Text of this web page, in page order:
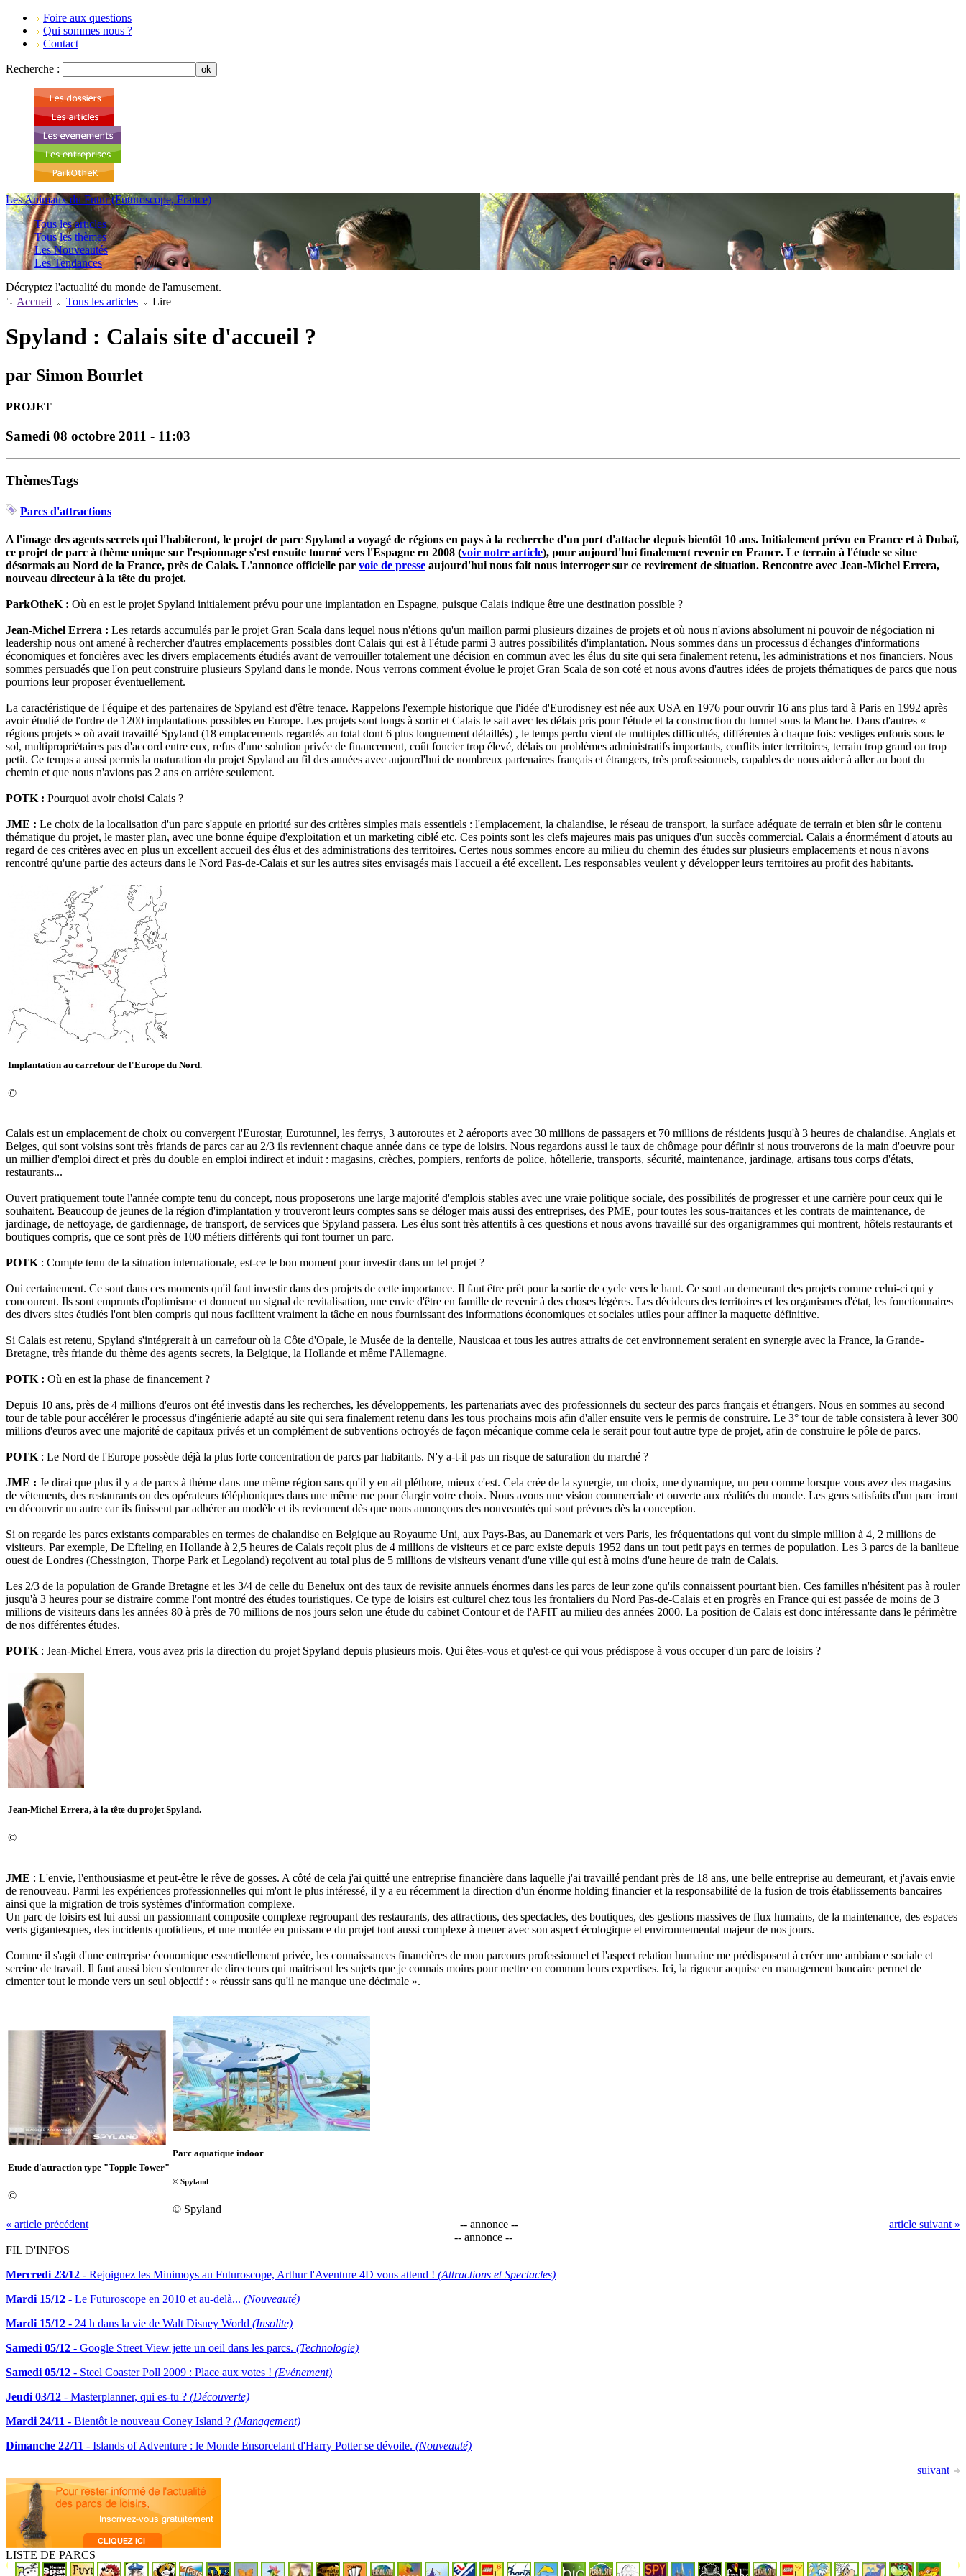
Foire aux questions
Qui sommes nous ?
Contact
Recherche :
Les Animaux du Futur (Futuroscope, France)
Tous les articles
Tous les thèmes
Les Nouveautés
Les Tendances
Décryptez l'actualité du monde de l'amusement.
Accueil
Tous les articles Lire
Spyland : Calais site d'accueil ?
par Simon Bourlet
PROJET
Samedi 08 octobre 2011 - 11:03
ThèmesTags
Parcs d'attractions
A l'image des agents secrets qui l'habiteront, le projet de parc Spyland a voyagé de régions en pays à la recherche d'un port d'attache depuis bientôt 10 ans. Initialement prévu en France et à Dubaï,
ce projet de parc à thème unique sur l'espionnage s'est ensuite tourné vers l'Espagne en 2008 (voir notre article), pour aujourd'hui finalement revenir en France. Le terrain à l'étude se situe
désormais au Nord de la France, près de Calais. L'annonce officielle par voie de presse aujourd'hui nous fait nous interroger sur ce revirement de situation. Rencontre avec Jean-Michel Errera,
nouveau directeur à la tête du projet.
ParkOtheK : Où en est le projet Spyland initialement prévu pour une implantation en Espagne, puisque Calais indique être une destination possible ?
Jean-Michel Errera : Les retards accumulés par le projet Gran Scala dans lequel nous n'étions qu'un maillon parmi plusieurs dizaines de projets et où nous n'avions absolument ni pouvoir de négociation ni
leadership nous ont amené à rechercher d'autres emplacements possibles dont Calais qui est à l'étude parmi 3 autres possibilités d'implantation. Nous sommes dans un processus d'échanges d'informations
économiques et foncières avec les divers emplacements étudiés avant de verrouiller totalement une décision en commun avec les élus du site qui sera finalement retenu, les administrations et nos financiers. Nous
sommes persuadés que l'on peut construire plusieurs Spyland dans le monde. Nous verrons comment évolue le projet Gran Scala de son coté et nous avons d'autres idées de projets thématiques de parcs que nous
pourrions leur proposer éventuellement.
La caractéristique de l'équipe et des partenaires de Spyland est d'être tenace. Rappelons l'exemple historique que l'idée d'Eurodisney est née aux USA en 1976 pour ouvrir 16 ans plus tard à Paris en 1992 après
avoir étudié de l'ordre de 1200 implantations possibles en Europe. Les projets sont longs à sortir et Calais le sait avec les délais pris pour l'étude et la construction du tunnel sous la Manche. Dans d'autres «
régions projets » où avait travaillé Spyland (18 emplacements regardés au total dont 6 plus longuement détaillés) , le temps perdu vient de multiples difficultés, différentes à chaque fois: vestiges enfouis sous le
sol, multipropriétaires pas d'accord entre eux, refus d'une solution privée de financement, coût foncier trop élevé, délais ou problèmes administratifs importants, conflits inter territoires, terrain trop grand ou trop
petit. Ce temps a aussi permis la maturation du projet Spyland au fil des années avec aujourd'hui de nombreux partenaires français et étrangers, très professionnels, capables de nous aider à aller au bout du
chemin et que nous n'avions pas 2 ans en arrière seulement.
POTK : Pourquoi avoir choisi Calais ?
JME : Le choix de la localisation d'un parc s'appuie en priorité sur des critères simples mais essentiels : l'emplacement, la chalandise, le réseau de transport, la surface adéquate de terrain et bien sûr le contenu
thématique du projet, le master plan, avec une bonne équipe d'exploitation et un marketing ciblé etc. Ces points sont les clefs majeures mais pas uniques d'un succès commercial. Calais a énormément d'atouts au
regard de ces critères avec en plus un excellent accueil des élus et des administrations des territoires. Certes nous sommes encore au milieu du chemin des études sur plusieurs emplacements et nous n'avons
rencontré qu'une partie des acteurs dans le Nord Pas-de-Calais et sur les autres sites envisagés mais l'accueil a été excellent. Les responsables veulent y développer leurs territoires au profit des habitants.
Implantation au carrefour de l'Europe du Nord.
©
Calais est un emplacement de choix ou convergent l'Eurostar, Eurotunnel, les ferrys, 3 autoroutes et 2 aéroports avec 30 millions de passagers et 70 millions de résidents jusqu'à 3 heures de chalandise. Anglais et
Belges, qui sont voisins sont très friands de parcs car au 2/3 ils reviennent chaque année dans ce type de loisirs. Nous regardons aussi le taux de chômage pour définir si nous trouverons de la main d'oeuvre pour
un millier d'emploi direct et près du double en emploi indirect et induit : magasins, crèches, pompiers, renforts de police, hôtellerie, transports, sécurité, maintenance, jardinage, artisans tous corps d'états,
restaurants...
Ouvert pratiquement toute l'année compte tenu du concept, nous proposerons une large majorité d'emplois stables avec une vraie politique sociale, des possibilités de progresser et une carrière pour ceux qui le
souhaitent. Beaucoup de jeunes de la région d'implantation y trouveront leurs comptes sans se déloger mais aussi des entreprises, des PME, pour toutes les sous-traitances et les contrats de maintenance, de
jardinage, de nettoyage, de gardiennage, de transport, de services que Spyland passera. Les élus sont très attentifs à ces questions et nous avons travaillé sur des organigrammes qui montrent, hôtels restaurants et
boutiques compris, que ce sont près de 100 métiers différents qui font tourner un parc.
POTK : Compte tenu de la situation internationale, est-ce le bon moment pour investir dans un tel projet ?
Oui certainement. Ce sont dans ces moments qu'il faut investir dans des projets de cette importance. Il faut être prêt pour la sortie de cycle vers le haut. Ce sont au demeurant des projets comme celui-ci qui y
concourent. Ils sont emprunts d'optimisme et donnent un signal de revitalisation, une envie d'être en famille de revenir à des choses légères. Les décideurs des territoires et les organismes d'état, les fonctionnaires
des divers sites étudiés l'ont bien compris qui nous facilitent vraiment la tâche en nous fournissant des informations économiques et sociales utiles pour affiner la maquette définitive.
Si Calais est retenu, Spyland s'intégrerait à un carrefour où la Côte d'Opale, le Musée de la dentelle, Nausicaa et tous les autres attraits de cet environnement seraient en synergie avec la France, la Grande-
Bretagne, très friande du thème des agents secrets, la Belgique, la Hollande et même l'Allemagne.
POTK : Où en est la phase de financement ?
Depuis 10 ans, près de 4 millions d'euros ont été investis dans les recherches, les développements, les partenariats avec des professionnels du secteur des parcs français et étrangers. Nous en sommes au second
tour de table pour accélérer le processus d'ingénierie adapté au site qui sera finalement retenu dans les tous prochains mois afin d'aller ensuite vers le permis de construire. Le 3° tour de table consistera à lever 300
millions d'euros avec une majorité de capitaux privés et un complément de subventions octroyés de façon mécanique comme cela le serait pour tout autre type de projet, afin de construire le pôle de parcs.
POTK : Le Nord de l'Europe possède déjà la plus forte concentration de parcs par habitants. N'y a-t-il pas un risque de saturation du marché ?
JME : Je dirai que plus il y a de parcs à thème dans une même région sans qu'il y en ait pléthore, mieux c'est. Cela crée de la synergie, un choix, une dynamique, un peu comme lorsque vous avez des magasins
de vêtements, des restaurants ou des opérateurs téléphoniques dans une même rue pour élargir votre choix. Nous avons une vision commerciale et ouverte aux réalités du monde. Les gens satisfaits d'un parc iront
en découvrir un autre car ils finissent par adhérer au modèle et ils reviennent dès que nous annonçons des nouveautés qui sont prévues dès la conception.
Si on regarde les parcs existants comparables en termes de chalandise en Belgique au Royaume Uni, aux Pays-Bas, au Danemark et vers Paris, les fréquentations qui vont du simple million à 4, 2 millions de
visiteurs. Par exemple, De Efteling en Hollande à 2,5 heures de Calais reçoit plus de 4 millions de visiteurs et ce parc existe depuis 1952 dans un tout petit pays en termes de population. Les 3 parcs de la banlieue
ouest de Londres (Chessington, Thorpe Park et Legoland) reçoivent au total plus de 5 millions de visiteurs venant d'une ville qui est à moins d'une heure de train de Calais.
Les 2/3 de la population de Grande Bretagne et les 3/4 de celle du Benelux ont des taux de revisite annuels énormes dans les parcs de leur zone qu'ils connaissent pourtant bien. Ces familles n'hésitent pas à rouler
jusqu'à 3 heures pour se distraire comme l'ont montré des études touristiques. Ce type de loisirs est culturel chez tous les frontaliers du Nord Pas-de-Calais et en progrès en France qui est passée de moins de 3
millions de visiteurs dans les années 80 à près de 70 millions de nos jours selon une étude du cabinet Contour et de l'AFIT au milieu des années 2000. La position de Calais est donc intéressante dans le périmètre
de nos différentes études.
POTK : Jean-Michel Errera, vous avez pris la direction du projet Spyland depuis plusieurs mois. Qui êtes-vous et qu'est-ce qui vous prédispose à vous occuper d'un parc de loisirs ?
Jean-Michel Errera, à la tête du projet Spyland.
©
JME : L'envie, l'enthousiasme et peut-être le rêve de gosses. A côté de cela j'ai quitté une entreprise financière dans laquelle j'ai travaillé pendant près de 18 ans, une belle entreprise au demeurant, et j'avais envie
de renouveau. Parmi les expériences professionnelles qui m'ont le plus intéressé, il y a eu récemment la direction d'un énorme holding financier et la responsabilité de la fusion de trois établissements bancaires
ainsi que la migration de trois systèmes d'information complexe.
Un parc de loisirs est lui aussi un passionnant composite complexe regroupant des restaurants, des attractions, des spectacles, des boutiques, des gestions massives de flux humains, de la maintenance, des espaces
verts gigantesques, des incidents quotidiens, et une montée en puissance du projet tout aussi complexe à mener avec son aspect écologique et environnemental majeur de nos jours.
Comme il s'agit d'une entreprise économique essentiellement privée, les connaissances financières de mon parcours professionnel et l'aspect relation humaine me prédisposent à créer une ambiance sociale et
sereine de travail. Il faut aussi bien s'entourer de directeurs qui maitrisent les sujets que je connais moins pour mettre en commun leurs expertises. Ici, la rigueur acquise en management bancaire permet de
cimenter tout le monde vers un seul objectif : « réussir sans qu'il ne manque une décimale ».
Etude d'attraction type "Topple Tower"
©
Parc aquatique indoor
© Spyland
© Spyland
« article précédent
article suivant »
-- annonce --
-- annonce --
FIL D'INFOS
Mercredi 23/12 - Rejoignez les Minimoys au Futuroscope, Arthur l'Aventure 4D vous attend ! (Attractions et Spectacles)
Mardi 15/12 - Le Futuroscope en 2010 et au-delà... (Nouveauté)
Mardi 15/12 - 24 h dans la vie de Walt Disney World (Insolite)
Samedi 05/12 - Google Street View jette un oeil dans les parcs. (Technologie)
Samedi 05/12 - Steel Coaster Poll 2009 : Place aux votes ! (Evénement)
Jeudi 03/12 - Masterplanner, qui es-tu ? (Découverte)
Mardi 24/11 - Bientôt le nouveau Coney Island ? (Management)
Dimanche 22/11 - Islands of Adventure : le Monde Ensorcelant d'Harry Potter se dévoile. (Nouveauté)
suivant
LISTE DE PARCS